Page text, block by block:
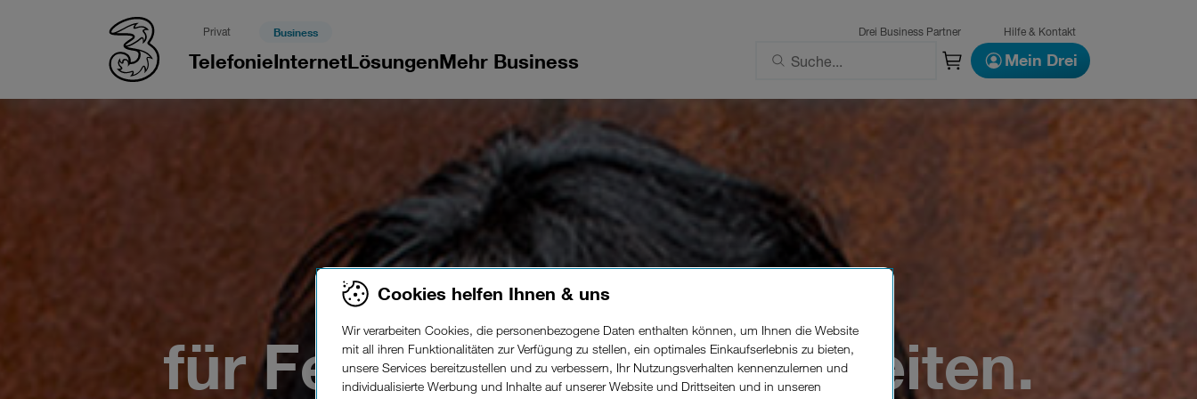
Privat Business Drei Business Partner Hilfe & Kontakt
TelefonieInternetLösungenMehr Business Mein Drei
Ansagetext
für Feiertags-Öffnungszeiten.
Cookies helfen Ihnen & uns
Wir verarbeiten Cookies, die personenbezogene Daten enthalten können, um Ihnen die Website
mit all ihren Funktionalitäten zur Verfügung zu stellen, ein optimales Einkaufserlebnis zu bieten,
unsere Services bereitzustellen und zu verbessern, Ihr Nutzungsverhalten kennenzulernen und
individualisierte Werbung und Inhalte auf unserer Website und Drittseiten und in unseren